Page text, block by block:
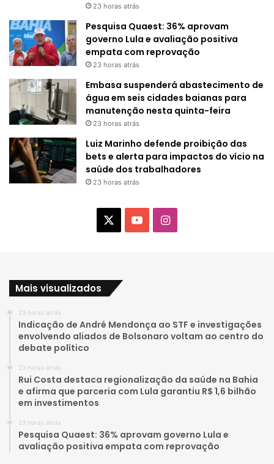
23 horas atrás
Pesquisa Quaest: 36% aprovam
governo Lula e avaliação positiva
empata com reprovação
23 horas atrás
Embasa suspenderá abastecimento de
água em seis cidades baianas para
manutenção nesta quinta-feira
23 horas atrás
Luiz Marinho defende proibição das
bets e alerta para impactos do vício na
saúde dos trabalhadores
23 horas atrás
b
I
g
a
Mais visualizados
23 horas atrás
Indicação de André Mendonça ao STF e investigações
envolvendo aliados de Bolsonaro voltam ao centro do
debate político
23 horas atrás
Rui Costa destaca regionalização da saúde na Bahia
e afirma que parceria com Lula garantiu R$ 1,6 bilhão
em investimentos
23 horas atrás
Pesquisa Quaest: 36% aprovam governo Lula e
avaliação positiva empata com reprovação